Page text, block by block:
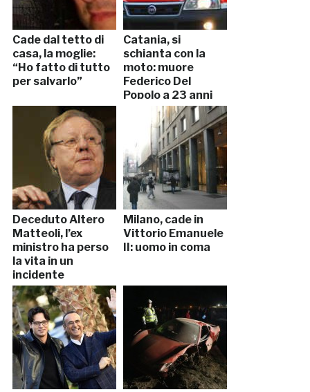
Cade dal tetto di
casa, la moglie:
“Ho fatto di tutto
per salvarlo”
Catania, si
schianta con la
moto: muore
Federico Del
Popolo a 23 anni
Deceduto Altero
Matteoli, l’ex
ministro ha perso
la vita in un
incidente
Milano, cade in
Vittorio Emanuele
II: uomo in coma